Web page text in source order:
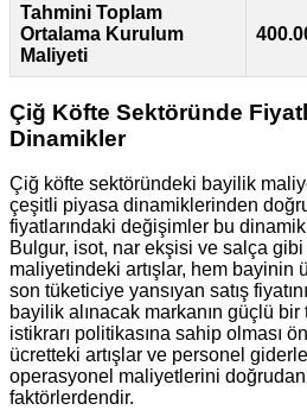
Tahmini Toplam
Ortalama Kurulum
Maliyeti
Çiğ Köfte Sektöründe
Dinamikler
Çiğ köfte sektöründeki bayilik
çeşitli piyasa dinamiklerinden
fiyatlarındaki değişimler bu
Bulgur, isot, nar ekşisi ve salça
maliyetindeki artışlar, hem bayinin
son tüketiciye yansıyan satış
bayilik alınacak markanın güçlü
istikrarı politikasına sahip olması
ücretteki artışlar ve personel
operasyonel maliyetlerini
faktörlerdendir.